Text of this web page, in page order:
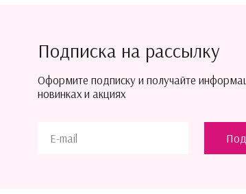
Подписка на рассылку
Оформите подписку и получайте
новинках и акциях